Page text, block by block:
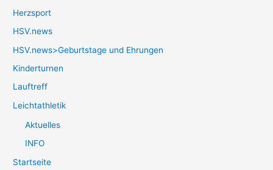
Herzsport
HSV.news
HSV.news>Geburtstage und Ehrungen
Kinderturnen
Lauftreff
Leichtathletik
Aktuelles
INFO
Startseite